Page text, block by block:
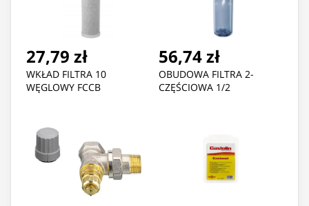
27,79 zł
WKŁAD FILTRA 10
WĘGLOWY FCCB
56,74 zł
OBUDOWA FILTRA 2-
CZĘŚCIOWA 1/2